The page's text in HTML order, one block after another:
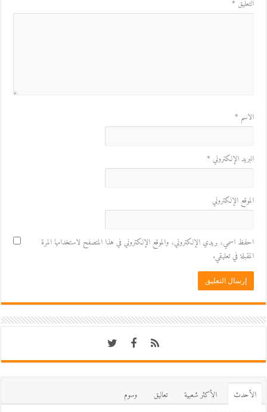
التعليق *
الاسم *
البريد الإلكتروني *
الموقع الإلكتروني
احفظ اسمي، بريدي الإلكتروني، والموقع الإلكتروني في هذا المتصفح لاستخدامها المرة
المقبلة في تعليقي.
اﻷحدث اﻷكثر شعبية تعاليق
وسوم